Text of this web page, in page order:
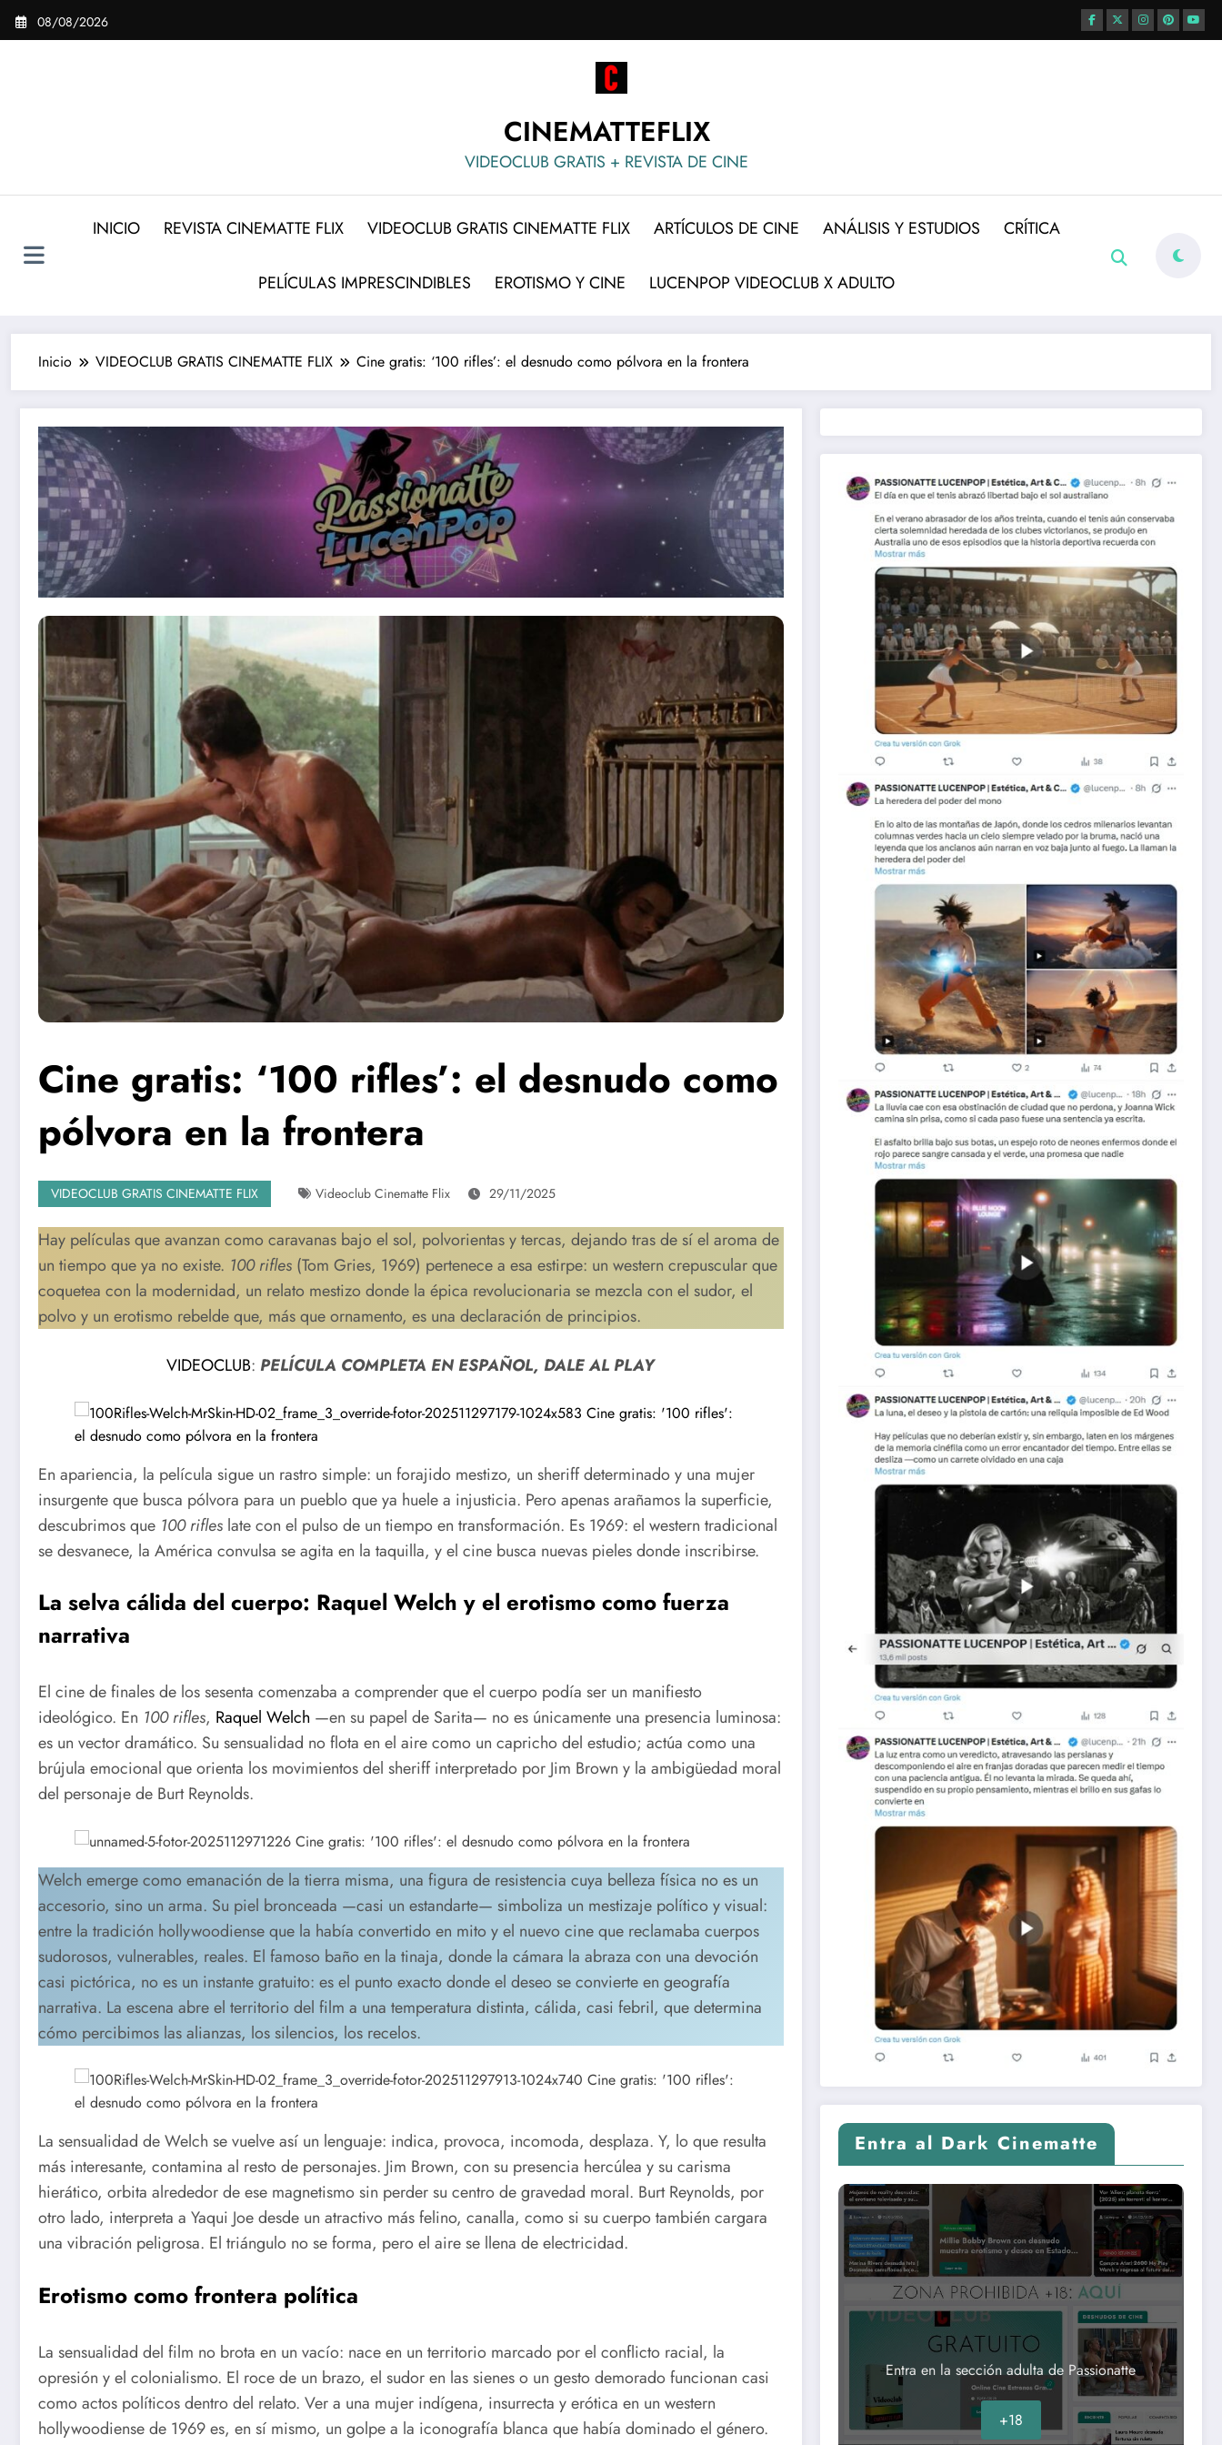
Saltar
08/08/2026
CINEMATTEFLIX
VIDEOCLUB GRATIS + REVISTA DE CINE
INICIO REVISTA CINEMATTE FLIX VIDEOCLUB GRATIS CINEMATTE FLIX ARTÍCULOS DE CINE ANÁLISIS Y ESTUDIOS CRÍTICA
PELÍCULAS IMPRESCINDIBLES EROTISMO Y CINE LUCENPOP VIDEOCLUB X ADULTO
Inicio VIDEOCLUB GRATIS CINEMATTE FLIX Cine gratis: ‘100 rifles’: el desnudo como pólvora en la frontera
Cine gratis: ‘100 rifles’: el desnudo como
pólvora en la frontera
VIDEOCLUB GRATIS CINEMATTE FLIX Videoclub Cinematte Flix 29/11/2025
Hay películas que avanzan como caravanas bajo el sol, polvorientas y tercas, dejando tras de sí el aroma de
un tiempo que ya no existe. 100 rifles (Tom Gries, 1969) pertenece a esa estirpe: un western crepuscular que
coquetea con la modernidad, un relato mestizo donde la épica revolucionaria se mezcla con el sudor, el
polvo y un erotismo rebelde que, más que ornamento, es una declaración de principios.
VIDEOCLUB: PELÍCULA COMPLETA EN ESPAÑOL, DALE AL PLAY
En apariencia, la película sigue un rastro simple: un forajido mestizo, un sheriff determinado y una mujer
insurgente que busca pólvora para un pueblo que ya huele a injusticia. Pero apenas arañamos la superficie,
descubrimos que 100 rifles late con el pulso de un tiempo en transformación. Es 1969: el western tradicional
se desvanece, la América convulsa se agita en la taquilla, y el cine busca nuevas pieles donde inscribirse.
La selva cálida del cuerpo: Raquel Welch y el erotismo como fuerza
narrativa
El cine de finales de los sesenta comenzaba a comprender que el cuerpo podía ser un manifiesto
ideológico. En 100 rifles, Raquel Welch —en su papel de Sarita— no es únicamente una presencia luminosa:
es un vector dramático. Su sensualidad no flota en el aire como un capricho del estudio; actúa como una
brújula emocional que orienta los movimientos del sheriff interpretado por Jim Brown y la ambigüedad moral
del personaje de Burt Reynolds.
Welch emerge como emanación de la tierra misma, una figura de resistencia cuya belleza física no es un
accesorio, sino un arma. Su piel bronceada —casi un estandarte— simboliza un mestizaje político y visual:
entre la tradición hollywoodiense que la había convertido en mito y el nuevo cine que reclamaba cuerpos
sudorosos, vulnerables, reales. El famoso baño en la tinaja, donde la cámara la abraza con una devoción
casi pictórica, no es un instante gratuito: es el punto exacto donde el deseo se convierte en geografía
narrativa. La escena abre el territorio del film a una temperatura distinta, cálida, casi febril, que determina
cómo percibimos las alianzas, los silencios, los recelos.
La sensualidad de Welch se vuelve así un lenguaje: indica, provoca, incomoda, desplaza. Y, lo que resulta
más interesante, contamina al resto de personajes. Jim Brown, con su presencia hercúlea y su carisma
hierático, orbita alrededor de ese magnetismo sin perder su centro de gravedad moral. Burt Reynolds, por
otro lado, interpreta a Yaqui Joe desde un atractivo más felino, canalla, como si su cuerpo también cargara
una vibración peligrosa. El triángulo no se forma, pero el aire se llena de electricidad.
Erotismo como frontera política
La sensualidad del film no brota en un vacío: nace en un territorio marcado por el conflicto racial, la
opresión y el colonialismo. El roce de un brazo, el sudor en las sienes o un gesto demorado funcionan casi
como actos políticos dentro del relato. Ver a una mujer indígena, insurrecta y erótica en un western
hollywoodiense de 1969 es, en sí mismo, un golpe a la iconografía blanca que había dominado el género.
Entra al Dark Cinematte
Entra en la sección adulta de Passionatte
+18